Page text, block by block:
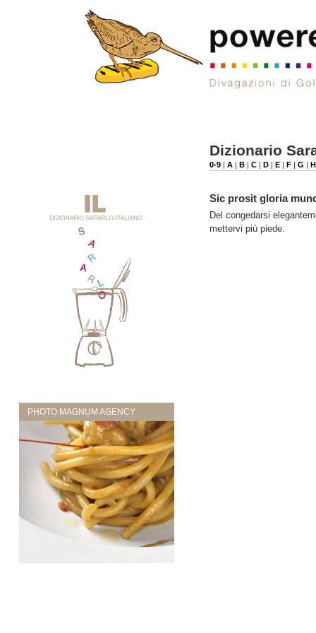
PHOTO MAGNUM AGENCY
Dizionario
0-9| A| B| C| D| E| F| G | H
Sic prosit gloria
Del congedarsi
mettervi più piede.